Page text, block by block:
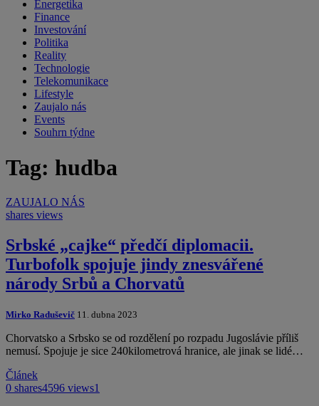
Energetika
Finance
Investování
Politika
Reality
Technologie
Telekomunikace
Lifestyle
Zaujalo nás
Events
Souhrn týdne
Tag: hudba
ZAUJALO NÁS
shares views
Srbské „cajke“ předčí diplomacii.
Turbofolk spojuje jindy znesvářené
národy Srbů a Chorvatů
Mirko Raduševič 11. dubna 2023
Chorvatsko a Srbsko se od rozdělení po rozpadu Jugoslávie příliš
nemusí. Spojuje je sice 240kilometrová hranice, ale jinak se lidé…
Článek
0 shares4596 views1